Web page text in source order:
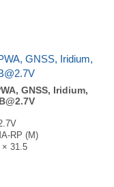
jour OTA
GNSS, Iridium,
RP (M)
× 31.5